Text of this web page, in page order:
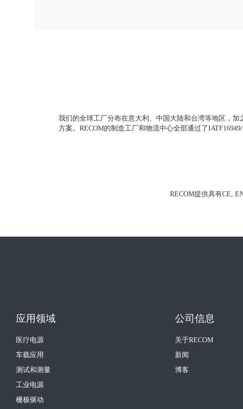
我们的全球工厂分布在意大利、中国大陆和台湾等地区，
方案。RECOM的制造工厂和物流中心全部通过了
RECOM提供具有CE,
应用领域
医疗电源
车载应用
测试和测量
工业电源
栅极驱动
公司信息
关于RECOM
新闻
博客